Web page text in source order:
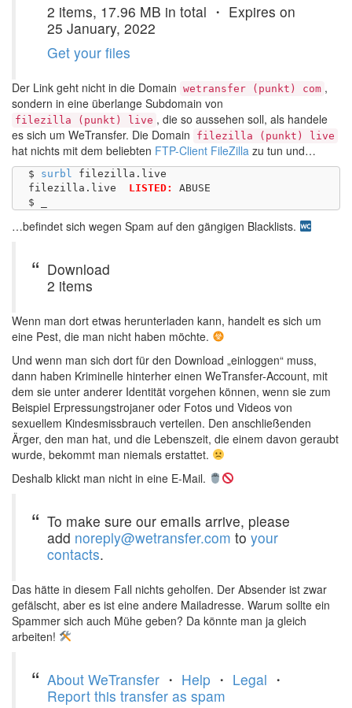
2 items, 17.96 MB in total ・ Expires on
25 January, 2022
Get your files
Der Link geht nicht in die Domain wetransfer (punkt) com ,
sondern in eine überlange Subdomain von
filezilla (punkt) live , die so aussehen soll, als handele
es sich um WeTransfer. Die Domain
filezilla (punkt) live
hat nichts mit dem beliebten FTP-Client FileZilla zu tun und…
$ surbl filezilla.live
LISTED:
ABUSE
…befindet sich wegen Spam auf den gängigen Blacklists.
Download
2 items
Wenn man dort etwas herunterladen kann, handelt es sich um
eine Pest, die man nicht haben möchte.
Und wenn man sich dort für den Download „einloggen“ muss,
dann haben Kriminelle hinterher einen WeTransfer-Account, mit
dem sie unter anderer Identität vorgehen können, wenn sie zum
Beispiel Erpressungstrojaner oder Fotos und Videos von
sexuellem Kindesmissbrauch verteilen. Den anschließenden
Ärger, den man hat, und die Lebenszeit, die einem davon geraubt
wurde, bekommt man niemals erstattet.
Deshalb klickt man nicht in eine E-Mail.
To make sure our emails arrive, please
add noreply@wetransfer.com to your
contacts.
Das hätte in diesem Fall nichts geholfen. Der Absender ist zwar
gefälscht, aber es ist eine andere Mailadresse. Warum sollte ein
Spammer sich auch Mühe geben? Da könnte man ja gleich
arbeiten!
About WeTransfer ・ Help ・ Legal ・
Report this transfer as spam